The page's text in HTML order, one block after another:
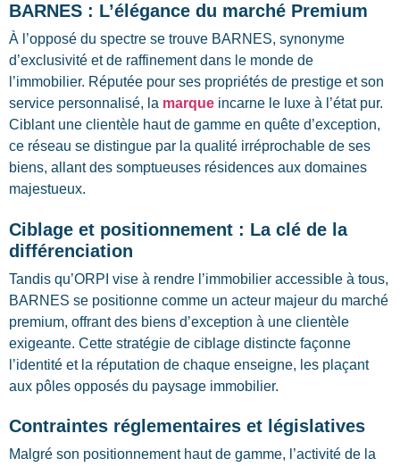
BARNES : L’élégance du marché Premium
À l’opposé du spectre se trouve BARNES, synonyme
d’exclusivité et de raffinement dans le monde de
l’immobilier. Réputée pour ses propriétés de prestige et son
service personnalisé, la marque incarne le luxe à l’état pur.
Ciblant une clientèle haut de gamme en quête d’exception,
ce réseau se distingue par la qualité irréprochable de ses
biens, allant des somptueuses résidences aux domaines
majestueux.
Ciblage et positionnement : La clé de la
différenciation
Tandis qu’ORPI vise à rendre l’immobilier accessible à tous,
BARNES se positionne comme un acteur majeur du marché
premium, offrant des biens d’exception à une clientèle
exigeante. Cette stratégie de ciblage distincte façonne
l’identité et la réputation de chaque enseigne, les plaçant
aux pôles opposés du paysage immobilier.
Contraintes réglementaires et législatives
Malgré son positionnement haut de gamme, l’activité de la